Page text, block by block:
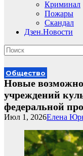
Криминал
Пожары
Скандал
Дзен.Новости
Общество
Новые
учреждений
федеральной
Елена
Июл 1, 2026